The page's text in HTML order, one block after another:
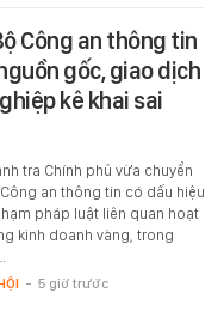
Công an thông tin
gốc, giao dịch
kê khai sai
tra Chính phủ vừa chuyển
an thông tin có dấu hiệu
pháp luật liên quan hoạt
kinh doanh vàng, trong
- 5 giờ trước